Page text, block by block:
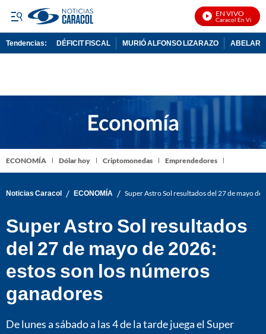
EN VIVO
Noticias Caracol En Vivo
Tendencias: DÉFICIT FISCAL MURIÓ ALFONSO LIZARAZO
ECONOMÍA Dólar hoy Criptomonedas Emprendedores
Noticias Caracol / ECONOMÍA / Super Astro Sol resultados del 27 de mayo
Super Astro Sol resultados
del 27 de mayo de 2026:
estos son los números
ganadores
De lunes a sábado a las 4 de la tarde juega el Super